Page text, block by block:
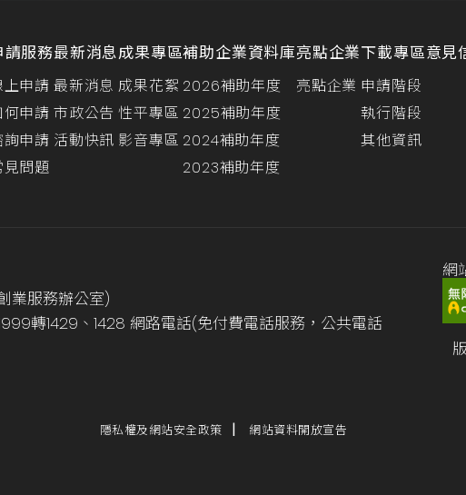
請服務
上申請
何申請
詢申請
見問題
最新消息
最新消息
市政公告
活動快訊
成果專區
成果花絮
性平專區
影音專區
補助企業資料庫
2026補助年度
2025補助年度
2024補助年度
2023補助年度
亮點企業
亮點企業
下載專區
申請階段
執行階段
其他資訊
意見
業服務辦公室)
轉1429、1428 網路電話(免付費電話服務，公共電話
網
隱私權及網站安全政策 網站資料開放宣告